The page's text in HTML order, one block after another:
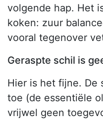
volgende hap. Het
koken: zuur
vooral tegenover
Geraspte schil is
Hier is het fijne. De
toe (de essentiële
vrijwel geen